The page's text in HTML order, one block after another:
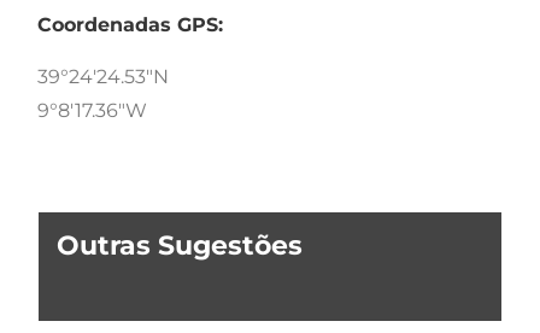
Coordenadas GPS:
39°24'24.53"N
9°8'17.36"W
Outras Sugestões